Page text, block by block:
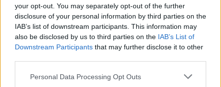
your opt-out. You may separately opt-out of the further
disclosure of your personal information by third parties on the
IAB’s list of downstream participants. This information may
also be disclosed by us to third parties on the IAB’s List of
Downstream Participants that may further disclose it to other
Please note that this website/app uses one or more Google
Personal Data Processing Opt Outs